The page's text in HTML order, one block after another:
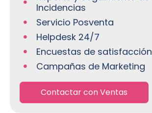
Incidencias
Servicio Posventa
Helpdesk 24/7
Encuestas de satisfacción
Campañas de Marketing
Contactar con Ventas